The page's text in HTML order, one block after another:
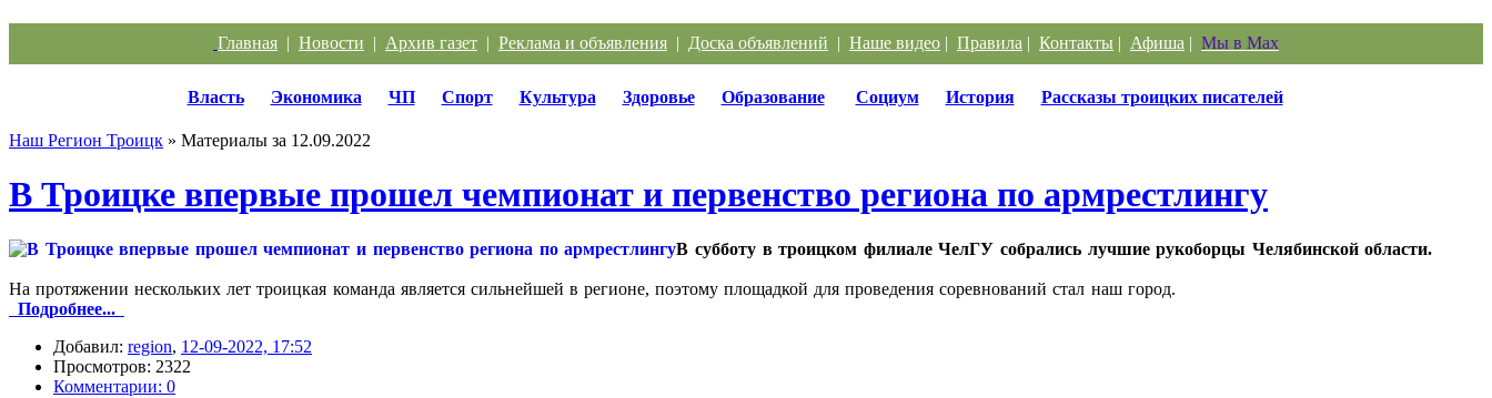
Главная | Новости | Архив газет | Реклама и объявления | Доска объявлений | Наше видео | Правила | Контакты | Афиша | Мы в Max
Власть Экономика ЧП Спорт Культура Здоровье Образование Социум История Рассказы троицких писателей
Наш Регион Троицк » Материалы за 12.09.2022
В Троицке впервые прошел чемпионат и первенство региона по армрестлингу
В субботу в троицком филиале ЧелГУ собрались лучшие рукоборцы Челябинской области.
На протяжении нескольких лет троицкая команда является сильнейшей в регионе, поэтому площадкой для проведения соревнований стал наш город.
Подробнее...
Добавил: region, 12-09-2022, 17:52
Просмотров: 2322
Комментарии: 0